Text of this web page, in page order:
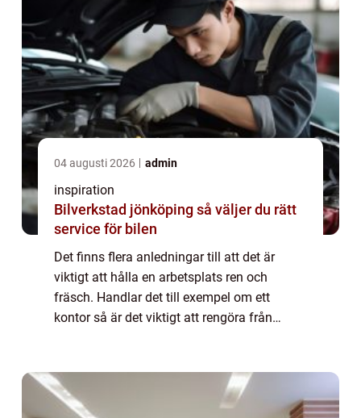
04 augusti 2026 admin
inspiration
Bilverkstad jönköping så väljer du rätt
service för bilen
Det finns flera anledningar till att det är
viktigt att hålla en arbetsplats ren och
fräsch. Handlar det till exempel om ett
kontor så är det viktigt att rengöra från
vida...